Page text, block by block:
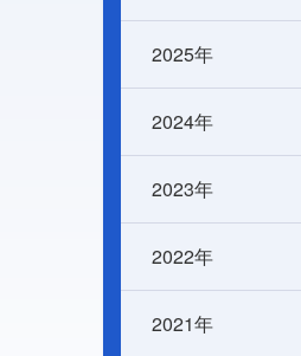
2025年
2024年
2023年
2022年
2021年